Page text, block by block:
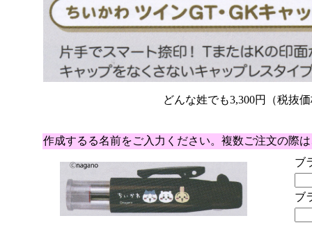
どんな姓でも3,300円（税抜
作成するる名前をご入力ください。複数ご注文の際
ブ
ブ